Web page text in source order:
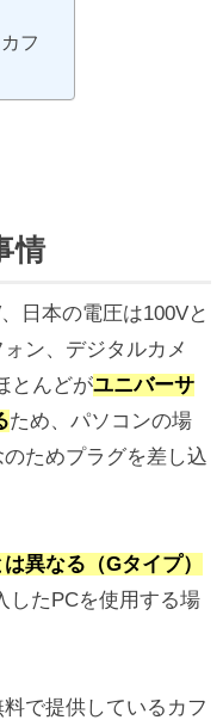
フ
情
日本の電圧は100Vと
ン、デジタルカメ
とんどがユニバーサ
ため、パソコンの場
ためプラグを差し込
異なる（Gタイプ）
したPCを使用する場
で提供しているカフ